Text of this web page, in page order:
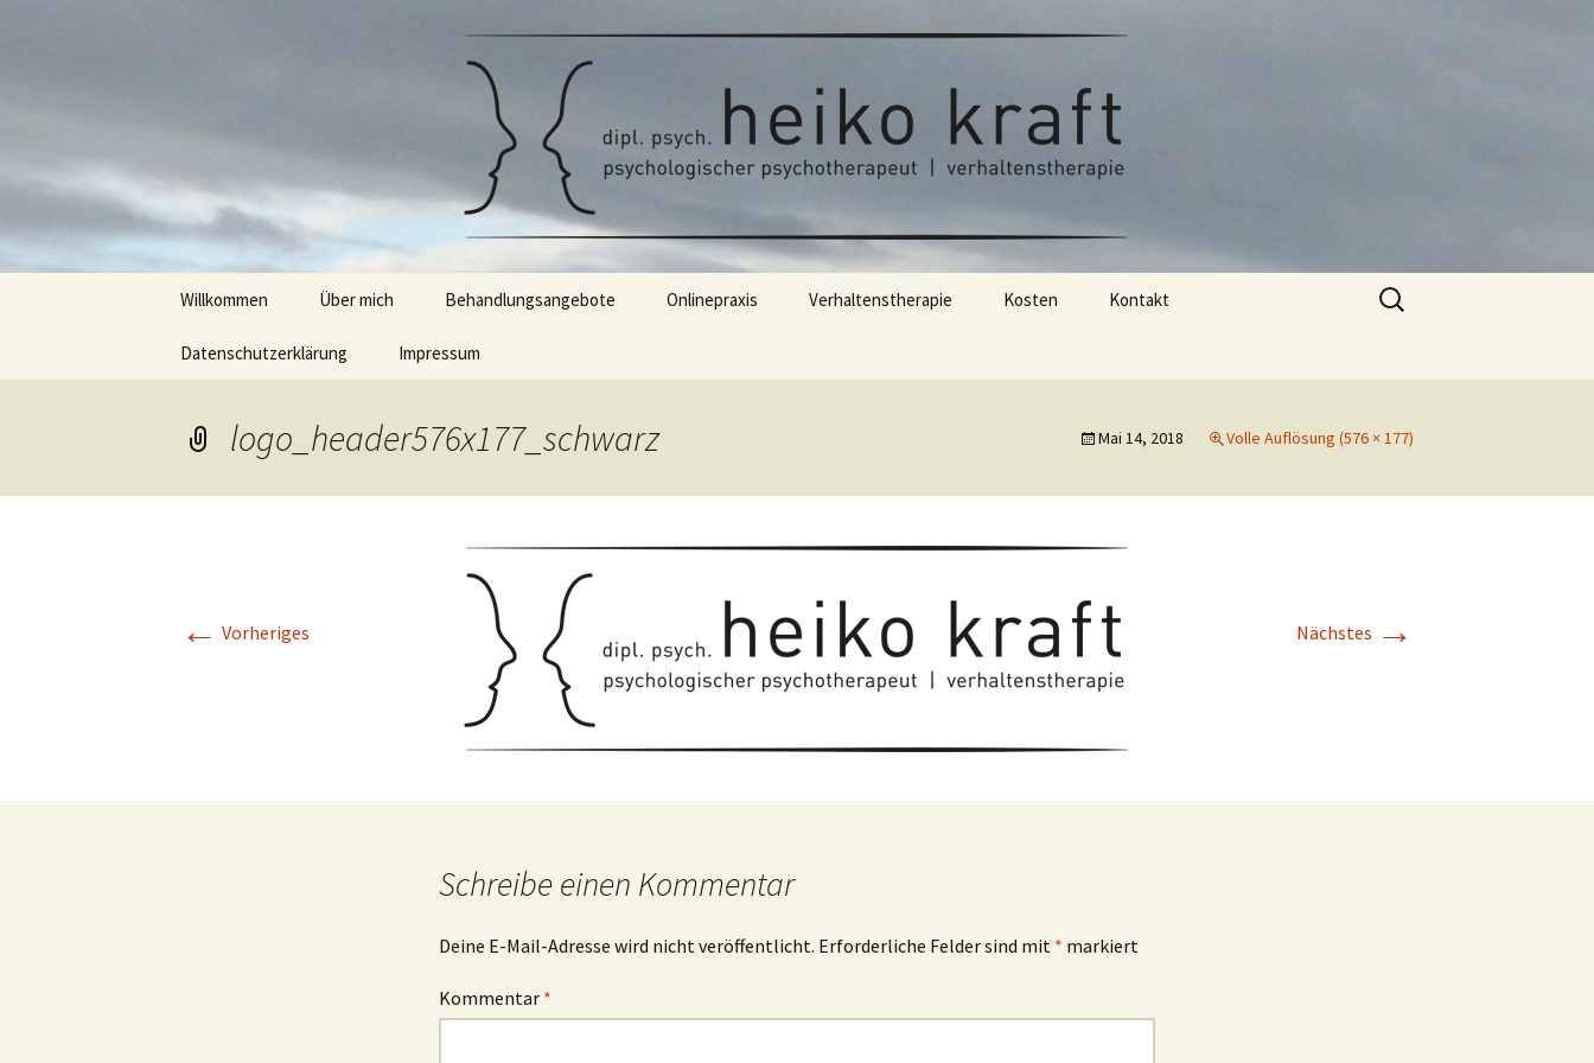
Psychotherapie/Verhaltenstherapie
Diplom-Psychologe Heiko Kraft
Gießen/Marburg
Willkommen Über mich Behandlungsangebote
Psychotherapie
Onlinepraxis Verhaltenstherapie Kosten Kontakt
Datenschutzerklärung Impressum
Suchen
nach:
logo_header576x177_schwarz Mai 14, 2018 Volle Auflösung (576 × 177)
← Vorheriges Nächstes →
Schreibe einen Kommentar
Deine E-Mail-Adresse wird nicht veröffentlicht. Erforderliche Felder sind mit * markiert
Kommentar *